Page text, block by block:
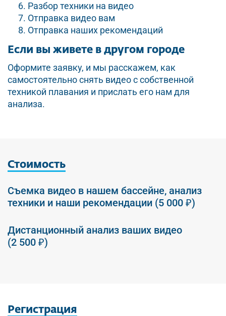
Разбор техники на видео
Отправка видео вам
Отправка наших рекомендаций
Если вы живете в другом городе
Оформите заявку, и мы расскажем, как
самостоятельно снять видео с собственной
техникой плавания и прислать его нам для
анализа.
Стоимость
Съемка видео в нашем бассейне, анализ
техники и наши рекомендации (5 000 ₽)
Дистанционный анализ ваших видео
(2 500 ₽)
Регистрация